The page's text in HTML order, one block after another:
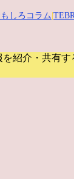
しろコラム
紹介・共有す